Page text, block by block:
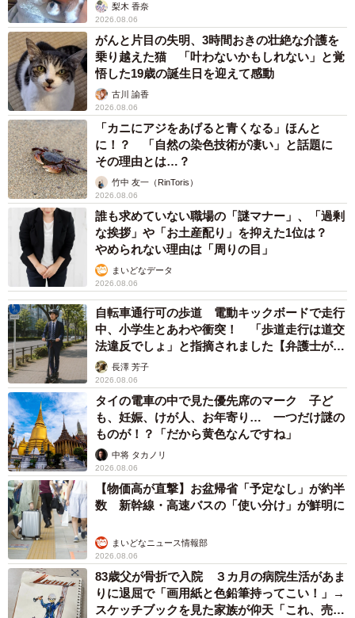
梨木 香奈
2026.08.06
がんと片目の失明、3時間おきの壮絶な介護を
乗り越えた猫 「叶わないかもしれない」と覚
悟した19歳の誕生日を迎えて感動
古川 諭香
2026.08.06
「カニにアジをあげると青くなる」ほんと
に！？ 「自然の染色技術が凄い」と話題に
その理由とは…？
竹中 友一（RinToris）
2026.08.06
誰も求めていない職場の「謎マナー」、「過剰
な挨拶」や「お土産配り」を抑えた1位は？
やめられない理由は「周りの目」
まいどなデータ
2026.08.06
自転車通行可の歩道 電動キックボードで走行
中、小学生とあわや衝突！ 「歩道走行は道交
法違反でしょ」と指摘されました【弁護士が解
説】長澤 芳子
2026.08.06
タイの電車の中で見た優先席のマーク 子ど
も、妊娠、けが人、お年寄り… 一つだけ謎の
ものが！？「だから黄色なんですね」
中将 タカノリ
2026.08.06
【物価高が直撃】お盆帰省「予定なし」が約半
数 新幹線・高速バスの「使い分け」が鮮明に
まいどなニュース情報部
2026.08.06
83歳父が骨折で入院 ３カ月の病院生活があま
りに退屈で「画用紙と色鉛筆持ってこい！」→
スケッチブックを見た家族が仰天「これ、売れ